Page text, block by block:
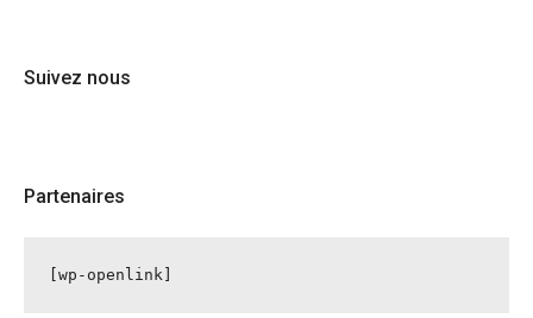
Suivez nous
Partenaires
[wp-openlink]